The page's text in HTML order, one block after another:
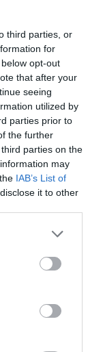
third parties, or
for
opt-out
that after your
seeing
utilized by
parties prior to
the further
parties on the
may
IAB’s List of
it to other
Πειραιάς
Google News